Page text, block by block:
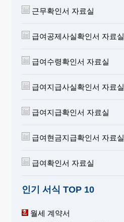
근무확인서 자료실
급여공제사실확인서 자료실
급여수령확인서 자료실
급여지급사실확인서 자료실
급여지급확인서 자료실
급여현금지급확인서 자료실
급여확인서 자료실
인기 서식 TOP 10
월세 계약서